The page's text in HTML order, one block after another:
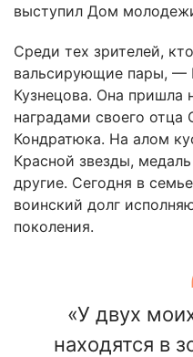
выступил Дом
Среди тех зрителей,
вальсирующие пары, —
Кузнецова. Она пришла
наградами своего
Кондратюка. На алом
Красной звезды,
другие. Сегодня в
воинский долг
поколения.
«У двух
находятся в